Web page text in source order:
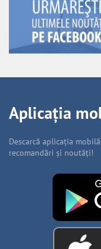
Aplicația
Descarcă aplicația
recomandări și noutăți!